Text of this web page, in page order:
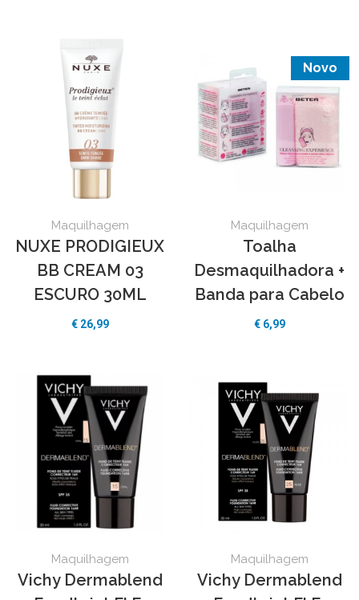
Maquilhagem
NUXE PRODIGIEUX
BB CREAM 03
ESCURO 30ML
€ 26,99
Novo
Maquilhagem
Toalha
Desmaquilhadora +
Banda para Cabelo
€ 6,99
Maquilhagem
Vichy Dermablend
Maquilhagem
Vichy Dermablend